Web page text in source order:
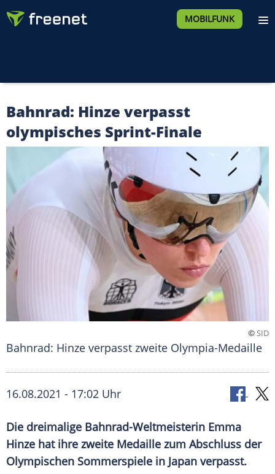
MOBILFUNK
Bahnrad: Hinze verpasst
olympisches Sprint-Finale
©SID
Bahnrad: Hinze verpasst zweite Olympia-Medaille
16.08.2021 - 17:02 Uhr
Die dreimalige Bahnrad-Weltmeisterin Emma
Hinze hat ihre zweite Medaille zum Abschluss der
Olympischen Sommerspiele in Japan verpasst.